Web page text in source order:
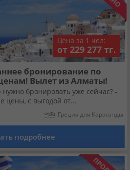
Цена за 1 чел:
от 229 277 тг.
бронирование по
Вылет из Алматы!
бронировать уже сейчас? -
цены, с выгодой от...
Греция для Караганды
подробнее